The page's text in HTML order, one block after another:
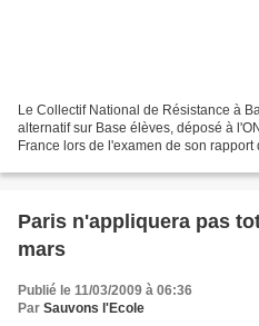
Le Collectif National de Résistance à
alternatif sur Base élèves, déposé à
France lors de l'examen de son
Paris n'appliquera pas
mars
Publié le 11/03/2009 à 06:36
Par Sauvons l'Ecole